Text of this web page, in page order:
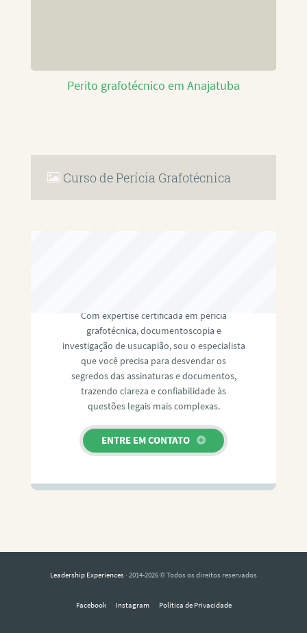
Perito grafotécnico em Anajatuba
Curso de Perícia Grafotécnica
Com expertise certificada em perícia
grafotécnica, documentoscopia e
investigação de usucapião, sou o especialista
que você precisa para desvendar os
segredos das assinaturas e documentos,
trazendo clareza e confiabilidade às
questões legais mais complexas.
ENTRE EM CONTATO
Leadership Experiences · 2014-2026 © Todos os direitos reservados
Facebook Instagram Política de Privacidade